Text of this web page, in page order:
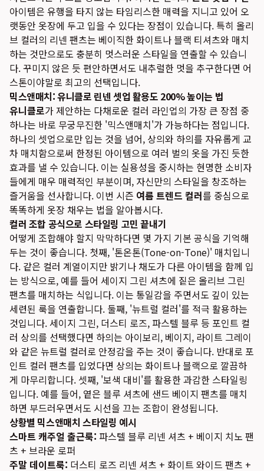
아이템은 유행을 타지 않는 타임리스한 매력을 지니고 있어 오
랫동안 옷장에 두고 입을 수 있다는 장점이 있습니다. 특히 올리
브 컬러의 리넨 팬츠는 베이직한 화이트나 블랙 티셔츠와 매치
하는 것만으로도 충분히 멋스러운 스타일을 연출할 수 있습니
다. 꾸미지 않은 듯 편안하면서도 내추럴한 멋을 추구한다면 어
스톤이야말로 최고의 선택입니다.
믹스앤매치: 유니클로 린넨 셋업 활용도 200% 높이는 법
유니클로가 제안하는 다채로운 컬러 라인업의 가장 큰 장점 중
하나는 바로 무궁무진한 '믹스앤매치'가 가능하다는 점입니다.
하나의 셋업으로만 입는 것을 넘어, 상의와 하의를 자유롭게 교
차 매치함으로써 한정된 아이템으로 여러 벌의 옷을 가진 듯한
효과를 낼 수 있습니다. 이는 실용성을 중시하는 현명한 소비자
들에게 매우 매력적인 부분이며, 자신만의 스타일을 창조하는
즐거움을 선사합니다. 이번 시즌 여름 트렌드 컬러를 중심으로
똑똑하게 옷장 채우는 법을 알아봅시다.
컬러 조합 공식으로 스타일링 고민 끝내기
어떻게 조합해야 할지 막막하다면 몇 가지 기본 공식을 기억해
두는 것이 좋습니다. 첫째, '톤온톤(Tone-on-Tone)' 매치입니
다. 같은 컬러 계열이지만 밝기나 채도가 다른 아이템을 함께 입
는 방식으로, 예를 들어 세이지 그린 셔츠에 짙은 올리브 그린
팬츠를 매치하는 식입니다. 이는 통일감을 주면서도 깊이 있는
세련된 룩을 연출합니다. 둘째, '뉴트럴 컬러'를 적극 활용하는
것입니다. 세이지 그린, 더스티 로즈, 파스텔 블루 등 포인트 컬
러 상의를 선택했다면 하의는 아이보리, 베이지, 라이트 그레이
와 같은 뉴트럴 컬러로 안정감을 주는 것이 좋습니다. 반대로 포
인트 컬러 팬츠를 입었다면 상의는 화이트나 블랙으로 깔끔하
게 마무리합니다. 셋째, '보색 대비'를 활용한 과감한 스타일링
입니다. 예를 들어, 옅은 블루 셔츠에 샌드 베이지 팬츠를 매치
하면 부드러우면서도 시선을 끄는 조합이 완성됩니다.
상황별 믹스앤매치 스타일링 예시
스마트 캐주얼 출근룩: 파스텔 블루 리넨 셔츠 + 베이지 치노 팬
츠 + 브라운 로퍼
주말 데이트룩: 더스티 로즈 리넨 셔츠 + 화이트 와이드 팬츠 +